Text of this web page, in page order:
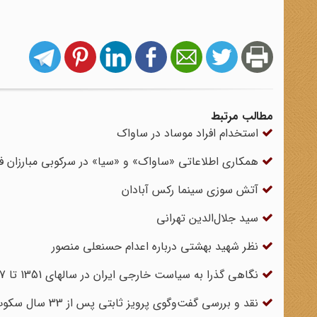
مطالب مرتبط
استخدام افراد موساد در ساواک
همکاری اطلاعاتی «ساواک» و «سیا» در سرکوبی مبارزان
آتش سوزی سینما رکس آبادان
سید جلال‌الدین تهرانی
نظر شهید بهشتی درباره اعدام حسنعلی منصور
نگاهی گذرا به سیاست خارجی ایران در سالهای 1351 تا 1357
نقد و بررسی گفت‌وگوی پرویز ثابتی پس از 33 سال سکوت